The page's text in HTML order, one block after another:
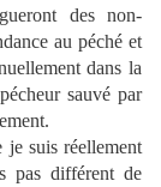
des non-
au péché et
dans la
sauvé par
je suis réellement
pas différent de